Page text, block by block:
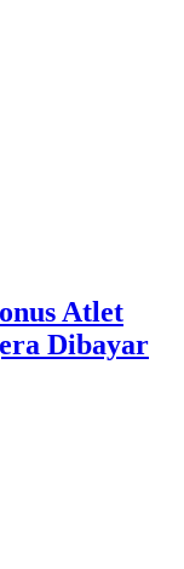
Atlet
Dibayar